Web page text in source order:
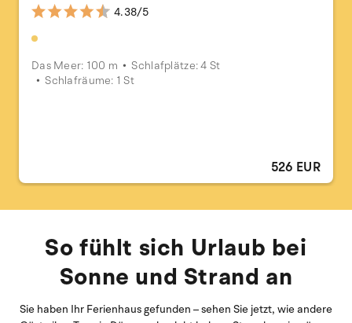
4.38/5
Das Meer: 100 m
Schlafplätze: 4 St
Schlafräume: 1 St
526 EUR
So fühlt sich Urlaub bei
Sonne und Strand an
Sie haben Ihr Ferienhaus gefunden – sehen Sie jetzt, wie andere